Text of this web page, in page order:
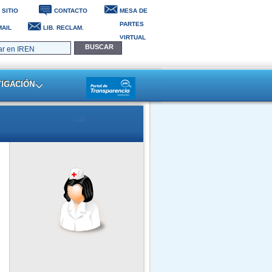
SITIO CONTACTO
MESA DE
PARTES
VIRTUAL
LIB. RECLAM.